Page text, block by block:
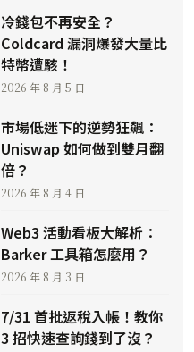
冷錢包不再安全？
Coldcard 漏洞爆發大量比
特幣遭駭！
2026 年 8 月 5 日
市場低迷下的逆勢狂飆：
Uniswap 如何做到雙月翻
倍？
2026 年 8 月 4 日
Web3 活動看板大解析：
Barker 工具箱怎麼用？
2026 年 8 月 3 日
7/31 首批返稅入帳！教你
3 招快速查詢錢到了沒？